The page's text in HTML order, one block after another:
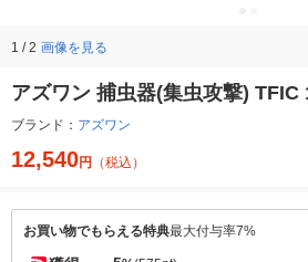
1 / 2 画像を見る
アズワン 捕虫器(集虫攻撃) TFIC
ブランド： アズワン
12,540円 （税込）
お買い物でもらえる特典最大付与率7%